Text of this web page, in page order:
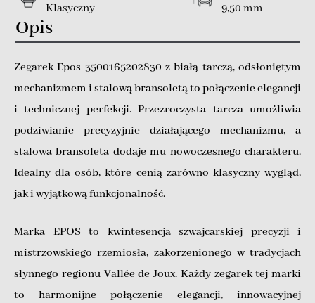
Klasyczny
9,50 mm
Opis
Zegarek Epos 3500165202830 z białą tarczą, odsłoniętym
mechanizmem i stalową bransoletą to połączenie elegancji
i technicznej perfekcji. Przezroczysta tarcza umożliwia
podziwianie precyzyjnie działającego mechanizmu, a
stalowa bransoleta dodaje mu nowoczesnego charakteru.
Idealny dla osób, które cenią zarówno klasyczny wygląd,
jak i wyjątkową funkcjonalność.
Marka EPOS to kwintesencja szwajcarskiej precyzji i
mistrzowskiego rzemiosła, zakorzenionego w tradycjach
słynnego regionu Vallée de Joux. Każdy zegarek tej marki
to harmonijne połączenie elegancji, innowacyjnej